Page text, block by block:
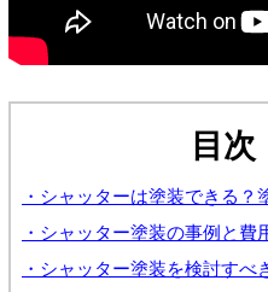
目次
・シャッターは塗装できる？
・シャッター塗装の事例と費
・シャッター塗装を検討すべ